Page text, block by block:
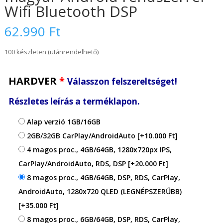
Wifi Bluetooth DSP
62.990 Ft
100 készleten (utánrendelhető)
HARDVER* Válasszon felszereltséget!
Részletes leírás a terméklapon.
Alap verzió 1GB/16GB
2GB/32GB CarPlay/AndroidAuto [+10.000 Ft]
4 magos proc., 4GB/64GB, 1280x720px IPS,
CarPlay/AndroidAuto, RDS, DSP [+20.000 Ft]
8 magos proc., 4GB/64GB, DSP, RDS, CarPlay,
AndroidAuto, 1280x720 QLED (LEGNÉPSZERŰBB)
[+35.000 Ft]
8 magos proc., 6GB/64GB, DSP, RDS, CarPlay,